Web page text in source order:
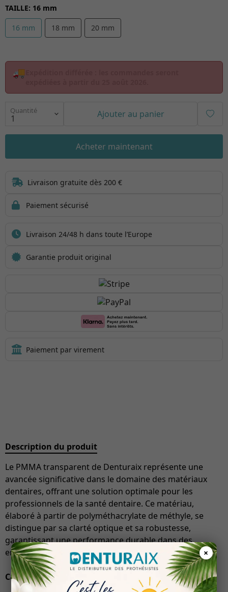
×
TAILLE: 16 mm
16 mm 18 mm 20 mm
🚚
Quantité Ajouter au panier
Acheter maintenant
Description du produit
Le PMMA transparent de Denturaix représente une
avancée significative dans le domaine des matériaux
dentaires, offrant une solution optimale pour les
professionnels de la santé dentaire. Ce matériau,
élaboré à partir de polyméthacrylate de méthyle, se
distingue par sa clarté optique et sa robustesse,
garantissant une performance durable dans des
environnements cliniques exigeants.
Caractéristiques Techniques